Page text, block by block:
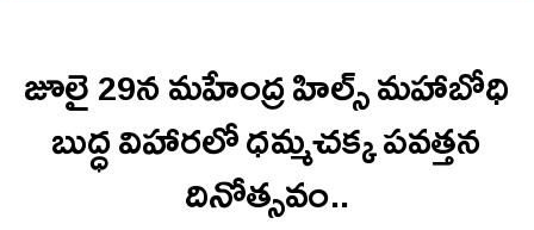
జూలై 29న మహేంద్ర హిల్స్‌ మహాబోధి
బుద్ధ విహారలో ధమ్మచక్క పవత్తన
దినోత్సవం..